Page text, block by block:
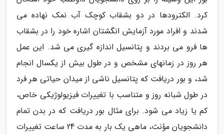
کرد. الکترودها در دو بشقاب کوچک آب نمک نهاده می
شدند و افراد مورد آزمایش انگشتان اشاره خود را در بشقاب
ها فرو می بردند و پتانسیل اندازه گیری می شد. این عمل
هر روز در زمانهای مشخص و در طول بیش از یکسال انجام
شد، و بور دریافت که پتانسیل ناشی از میدان حیاتی هر فرد
در طول شبانه روز و متناسب با تغییرات فیزیولوژیکی خاص،
کم یا زیاد می شود. برای مثال بور دریافت که در بدن تمام
دانشجویان مؤنث، ماهی یک بار به مدت 24 ساعت تغییرات